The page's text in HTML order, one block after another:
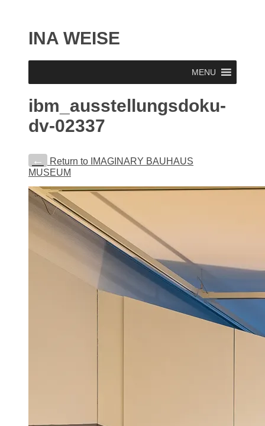
INA WEISE
MENU
ibm_ausstellungsdoku-
dv-02337
←
Return to IMAGINARY BAUHAUS
MUSEUM